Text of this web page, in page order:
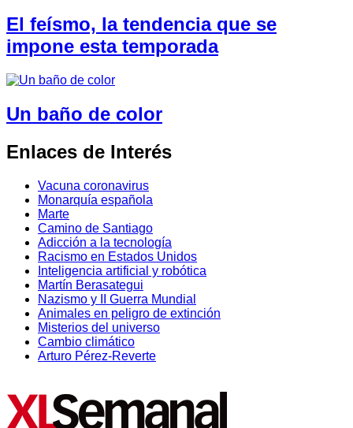
El feísmo, la tendencia que se
impone esta temporada
Un baño de color
Enlaces de Interés
Vacuna coronavirus
Monarquía española
Marte
Camino de Santiago
Adicción a la tecnología
Racismo en Estados Unidos
Inteligencia artificial y robótica
Martín Berasategui
Nazismo y II Guerra Mundial
Animales en peligro de extinción
Misterios del universo
Cambio climático
Arturo Pérez-Reverte